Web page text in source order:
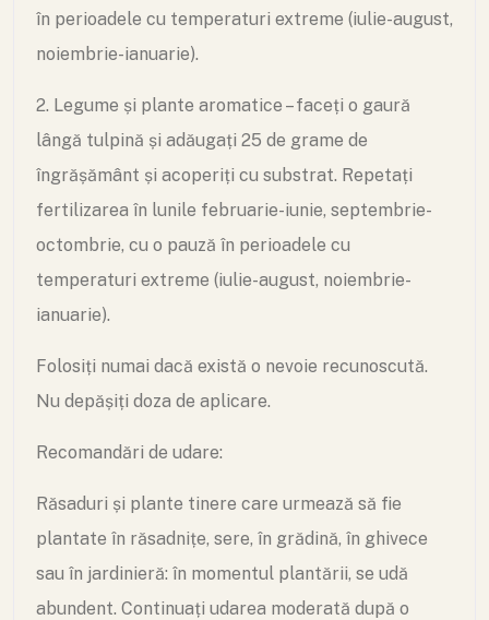
în perioadele cu temperaturi extreme (iulie-august,
noiembrie-ianuarie).
2. Legume și plante aromatice – faceți o gaură
lângă tulpină și adăugați 25 de grame de
îngrășământ și acoperiți cu substrat. Repetați
fertilizarea în lunile februarie-iunie, septembrie-
octombrie, cu o pauză în perioadele cu
temperaturi extreme (iulie-august, noiembrie-
ianuarie).
Folosiți numai dacă există o nevoie recunoscută.
Nu depășiți doza de aplicare.
Recomandări de udare:
Răsaduri și plante tinere care urmează să fie
plantate în răsadnițe, sere, în grădină, în ghivece
sau în jardinieră: în momentul plantării, se udă
abundent. Continuați udarea moderată după o